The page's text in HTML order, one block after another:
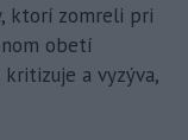
ktorí zomreli pri
obetí
kritizuje a vyzýva,